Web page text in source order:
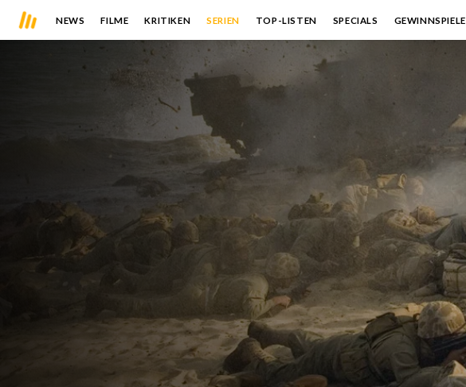
NEWS FILME KRITIKEN SERIEN TOP-LISTEN SPECIALS GEWINNSPIELE